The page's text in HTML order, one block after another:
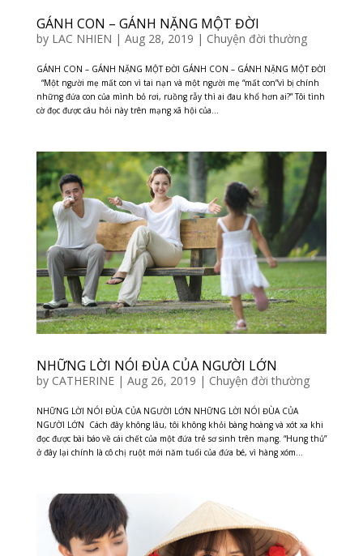
GÁNH CON – GÁNH NẶNG MỘT ĐỜI
by LAC NHIEN | Aug 28, 2019 | Chuyện đời thường
GÁNH CON – GÁNH NẶNG MỘT ĐỜI GÁNH CON – GÁNH NẶNG MỘT ĐỜI
“Một người mẹ mất con vì tai nạn và một người mẹ “mất con”vì bị chính
những đứa con của mình bỏ rơi, ruồng rẫy thì ai đau khổ hơn ai?” Tôi tình
cờ đọc được câu hỏi này trên mạng xã hội của...
NHỮNG LỜI NÓI ĐÙA CỦA NGƯỜI LỚN
by CATHERINE| Aug 26, 2019 | Chuyện đời thường
NHỮNG LỜI NÓI ĐÙA CỦA NGƯỜI LỚN NHỮNG LỜI NÓI ĐÙA CỦA
NGƯỜI LỚN Cách đây không lâu, tôi không khỏi bàng hoàng và xót xa khi
đọc được bài báo về cái chết của một đứa trẻ sơ sinh trên mạng. “Hung thủ”
ở đây lại chính là cô chị ruột mới năm tuổi của đứa bé, vì hàng xóm...